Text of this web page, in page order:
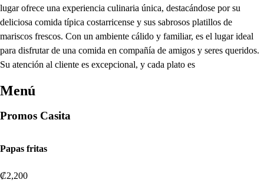
lugar ofrece una experiencia culinaria única, destacándose por su
deliciosa comida típica costarricense y sus sabrosos platillos de
mariscos frescos. Con un ambiente cálido y familiar, es el lugar ideal
para disfrutar de una comida en compañía de amigos y seres queridos.
Su atención al cliente es excepcional, y cada plato es
Menú
Promos Casita
Papas fritas
₡2,200